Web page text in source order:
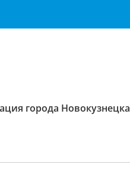
города Новокузнецка